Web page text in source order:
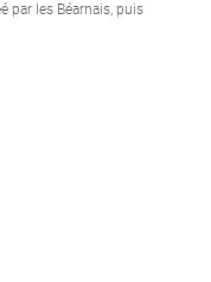
par les Béarnais, puis